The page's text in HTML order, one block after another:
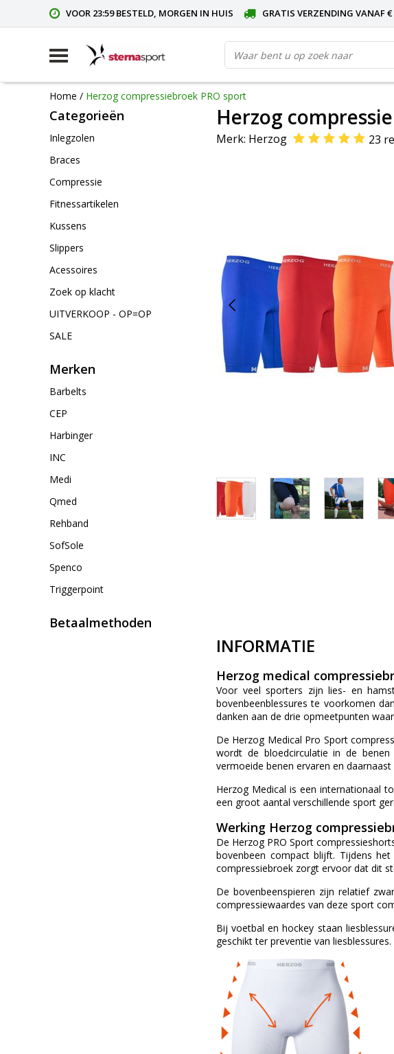
VOOR 23:59 BESTELD, MORGEN IN HUIS GRATIS VERZENDING VANAF
Home / Herzog compressiebroek PRO sport
Categorieën
Inlegzolen
Braces
Compressie
Fitnessartikelen
Kussens
Slippers
Acessoires
Zoek op klacht
UITVERKOOP - OP=OP
SALE
Merken
Barbelts
CEP
Harbinger
INC
Medi
Qmed
Rehband
SofSole
Spenco
Triggerpoint
Betaalmethoden
Herzog
Merk: Herzog 23
INFORMATIE
Herzog medical
Voor veel sporters zijn lies- en
bovenbeenblessures te voorkomen
danken aan de drie opmeetpunten
De Herzog Medical Pro Sport
wordt de bloedcirculatie in de
vermoeide benen ervaren en
Herzog Medical is een internationaal
een groot aantal verschillende sport
Werking Herzog
De Herzog PRO Sport
bovenbeen compact blijft. Tijdens
compressiebroek zorgt ervoor dat dit
De bovenbeenspieren zijn relatief
compressiewaardes van deze sport
Bij voetbal en hockey staan
geschikt ter preventie van liesblessures.